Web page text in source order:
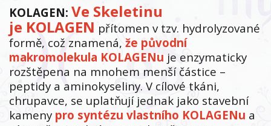
KOLAGEN: Ve Skeletinu
je KOLAGEN přítomen v tzv. hydrolyzované
formě, což znamená, že původní
makromolekula KOLAGENu je enzymaticky
rozštěpena na mnohem menší částice –
peptidy a aminokyseliny. V cílové tkáni,
chrupavce, se uplatňují jednak jako stavební
kameny pro syntézu vlastního KOLAGENu a